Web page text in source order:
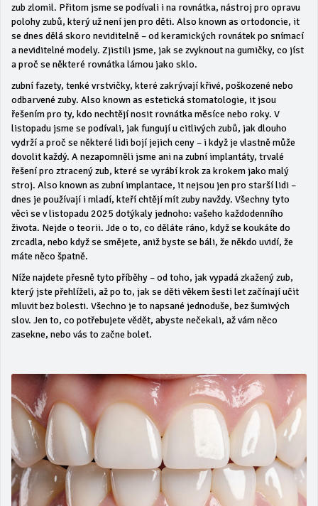
zub zlomil. Přitom jsme se podívali i na rovnátka, nástroj pro opravu
polohy zubů, který už není jen pro děti. Also known as ortodoncie, it
se dnes dělá skoro neviditelně – od keramických rovnátek po snímací
a neviditelné modely. Zjistili jsme, jak se zvyknout na gumičky, co jíst
a proč se některé rovnátka lámou jako sklo.
zubní fazety, tenké vrstvičky, které zakrývají křivé, poškozené nebo
odbarvené zuby. Also known as estetická stomatologie, it jsou
řešením pro ty, kdo nechtějí nosit rovnátka měsíce nebo roky. V
listopadu jsme se podívali, jak fungují u citlivých zubů, jak dlouho
vydrží a proč se některé lidi bojí jejich ceny – i když je vlastně může
dovolit každý. A nezapomněli jsme ani nazubní implantáty, trvalé
řešení pro ztracený zub, které se vyrábí krok za krokem jako malý
stroj. Also known as zubní implantace, it nejsou jen pro starší lidi –
dnes je používají i mladí, kteří chtějí mít zuby navždy. Všechny tyto
věci se v listopadu 2025 dotýkaly jednoho: vašeho každodenního
života. Nejde o teorii. Jde o to, co děláte ráno, když se koukáte do
zrcadla, nebo když se smějete, aniž byste se báli, že někdo uvidí, že
máte něco špatně.
Níže najdete přesně tyto příběhy – od toho, jak vypadá zkažený zub,
který jste přehlíželi, až po to, jak se děti věkem šesti let začínají učit
mluvit bez bolesti. Všechno je to napsané jednoduše, bez šumivých
slov. Jen to, co potřebujete vědět, abyste nečekali, až vám něco
zasekne, nebo vás to začne bolet.